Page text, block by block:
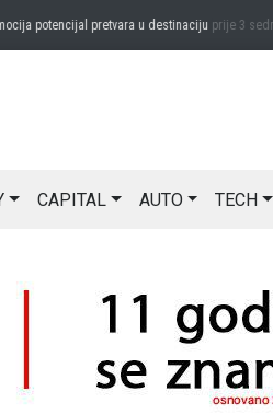
potencijal pretvara u destinacijuprije 3 sedmice
CAPITAL AUTO TECH